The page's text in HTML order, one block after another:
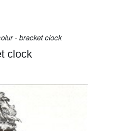
- bracket clock
clock